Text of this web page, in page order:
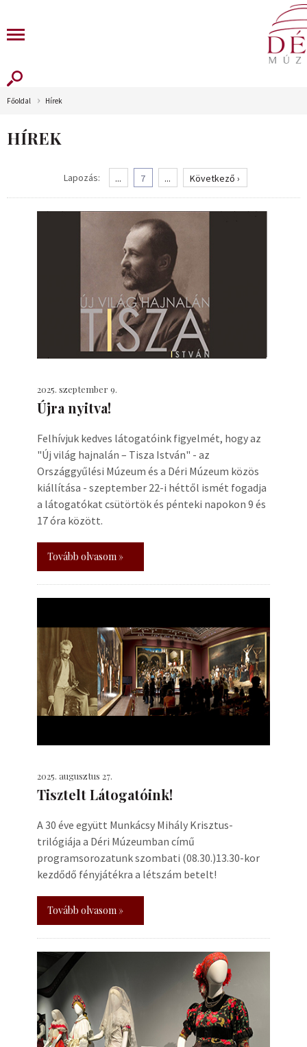
Főoldal Hírek
HÍREK
Lapozás: ... 7 ... Következő ›
2025. szeptember 9.
Újra nyitva!
Felhívjuk kedves látogatóink figyelmét, hogy az
"Új világ hajnalán – Tisza István" - az
Országgyűlési Múzeum és a Déri Múzeum közös
kiállítása - szeptember 22-i héttől ismét fogadja
a látogatókat csütörtök és pénteki napokon 9 és
17 óra között.
Tovább olvasom »
2025. augusztus 27.
Tisztelt Látogatóink!
A 30 éve együtt Munkácsy Mihály Krisztus-
trilógiája a Déri Múzeumban című
programsorozatunk szombati (08.30.)13.30-kor
kezdődő fényjátékra a létszám betelt!
Tovább olvasom »